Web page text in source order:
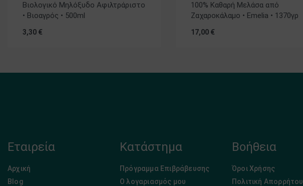
Βιολογικό Μηλόξυδο Αφιλτράριστο
• Βιοαγρός • 500ml
3,30 €
100% Καθαρή Μελάσα από
Ζαχαροκάλαμο • Emelia • 1370γρ
17,00 €
Εταιρεία
Αρχική
Blog
Κατάστημα
Πρόγραμμα Επιβράβευσης
Ο λογαριασμός μου
Βοήθεια
Όροι Χρήσης
Πολιτική Απορρήτου